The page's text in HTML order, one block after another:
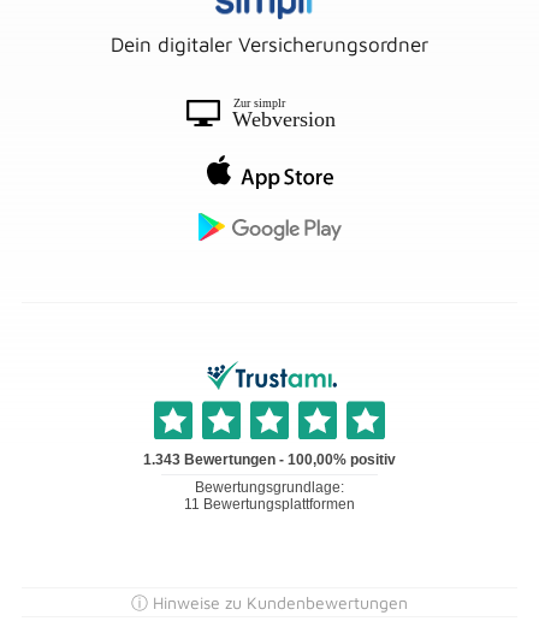
Dein digitaler Versicherungsordner
ⓘ Hinweise zu Kundenbewertungen